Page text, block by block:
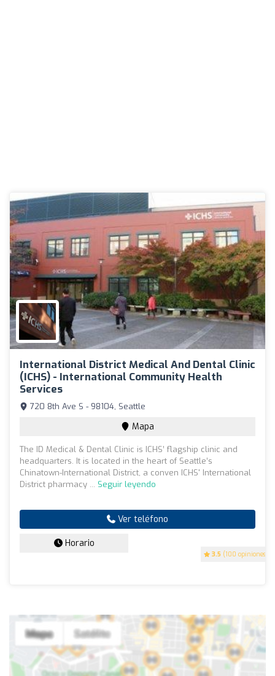
International District Medical And Dental Clinic
(ICHS) - International Community Health
Services
3.5 (100 opiniones)
720 8th Ave S - 98104, Seattle
Mapa
The ID Medical & Dental Clinic is ICHS’ flagship clinic and
headquarters. It is located in the heart of Seattle’s
Chinatown-International District, a conven ICHS' International
District pharmacy ... Seguir leyendo
Ver teléfono
Horario